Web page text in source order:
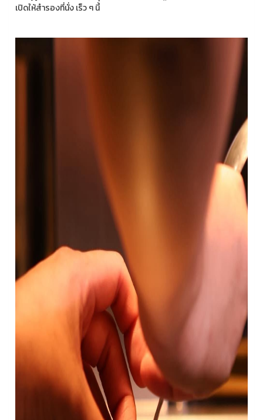
เปิดให้สำรองที่นั่ง เร็ว ๆ นี้